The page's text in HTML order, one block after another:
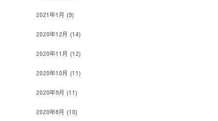
2021年1月 (9)
2020年12月 (14)
2020年11月 (12)
2020年10月 (11)
2020年9月 (11)
2020年8月 (10)